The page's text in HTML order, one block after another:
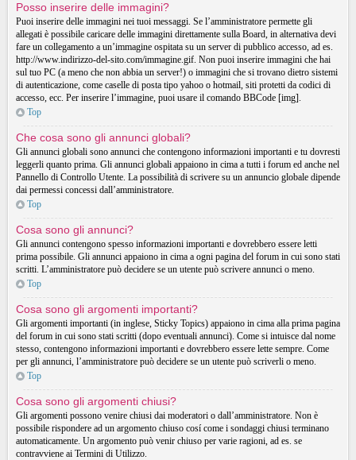
Posso inserire delle immagini?
Puoi inserire delle immagini nei tuoi messaggi. Se l’amministratore permette gli
allegati è possibile caricare delle immagini direttamente sulla Board, in alternativa devi
fare un collegamento a un’immagine ospitata su un server di pubblico accesso, ad es.
http://www.indirizzo-del-sito.com/immagine.gif. Non puoi inserire immagini che hai
sul tuo PC (a meno che non abbia un server!) o immagini che si trovano dietro sistemi
di autenticazione, come caselle di posta tipo yahoo o hotmail, siti protetti da codici di
accesso, ecc. Per inserire l’immagine, puoi usare il comando BBCode [img].
Top
Che cosa sono gli annunci globali?
Gli annunci globali sono annunci che contengono informazioni importanti e tu dovresti
leggerli quanto prima. Gli annunci globali appaiono in cima a tutti i forum ed anche nel
Pannello di Controllo Utente. La possibilità di scrivere su un annuncio globale dipende
dai permessi concessi dall’amministratore.
Top
Cosa sono gli annunci?
Gli annunci contengono spesso informazioni importanti e dovrebbero essere letti
prima possibile. Gli annunci appaiono in cima a ogni pagina del forum in cui sono stati
scritti. L’amministratore può decidere se un utente può scrivere annunci o meno.
Top
Cosa sono gli argomenti importanti?
Gli argomenti importanti (in inglese, Sticky Topics) appaiono in cima alla prima pagina
del forum in cui sono stati scritti (dopo eventuali annunci). Come si intuisce dal nome
stesso, contengono informazioni importanti e dovrebbero essere lette sempre. Come
per gli annunci, l’amministratore può decidere se un utente può scriverli o meno.
Top
Cosa sono gli argomenti chiusi?
Gli argomenti possono venire chiusi dai moderatori o dall’amministratore. Non è
possibile rispondere ad un argomento chiuso cosí come i sondaggi chiusi terminano
automaticamente. Un argomento può venir chiuso per varie ragioni, ad es. se
contravviene ai Termini di Utilizzo.